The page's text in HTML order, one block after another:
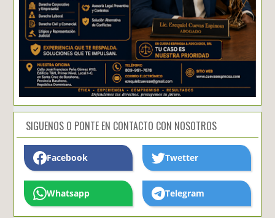
SIGUENOS O PONTE EN CONTACTO CON NOSOTROS
Facebook Twetter
Whatsapp Telegram